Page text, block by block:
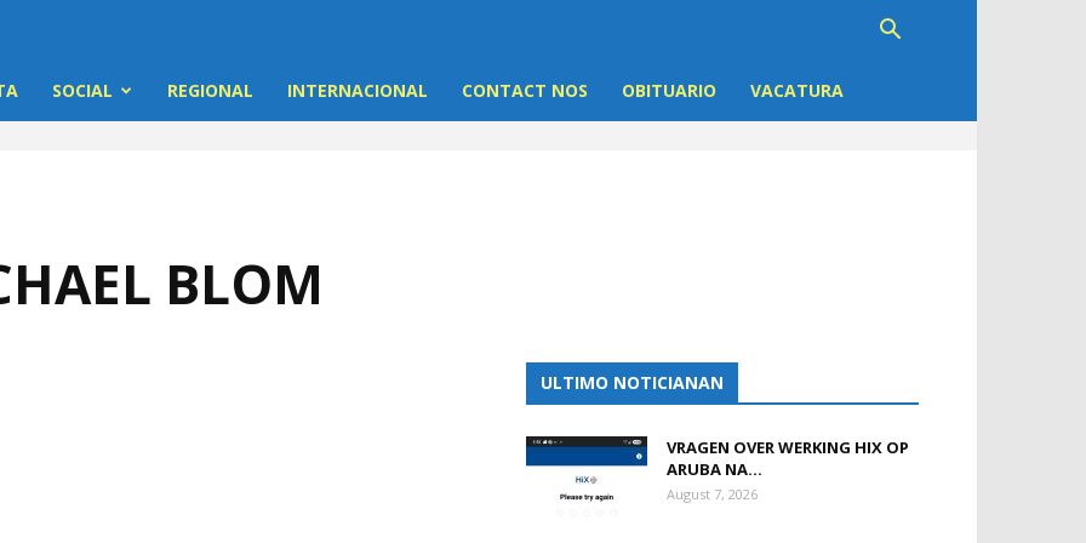
SOCIAL REGIONAL INTERNACIONAL CONTACT NOS OBITUARIO VACATURA
BLOM
ULTIMO NOTICIANAN
VRAGEN OVER WERKING HIX OP
ARUBA NA...
August 7, 2026